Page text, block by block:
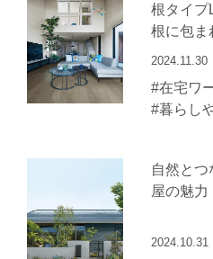
根タイプ
根に包ま
2024.11.30
#在宅ワ
#暮らし
自然と
屋の魅力
2024.10.31